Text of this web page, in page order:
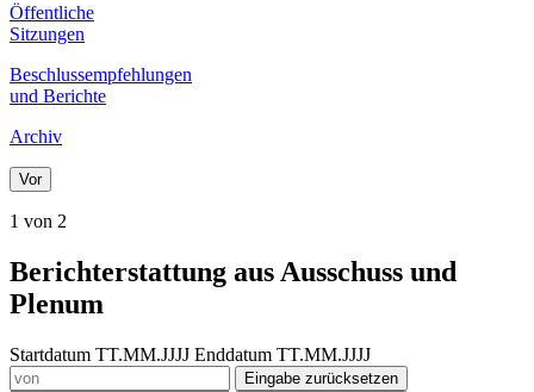
Öffentliche
Sitzungen
Beschlussempfehlungen
und Berichte
Archiv
Vor
1 von 2
Berichterstattung aus Ausschuss und
Plenum
Startdatum TT.MM.JJJJ Enddatum TT.MM.JJJJ
Eingabe zurücksetzen